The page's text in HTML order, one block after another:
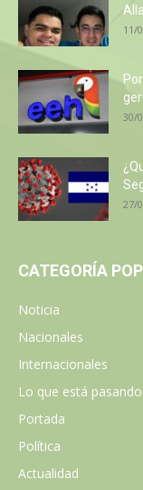
11/
30/
27/
CATEGORÍA
Noticia
Nacionales
Internacionales
Lo que está pasando
Portada
Política
Actualidad